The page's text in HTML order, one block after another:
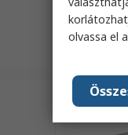
olvassa el a